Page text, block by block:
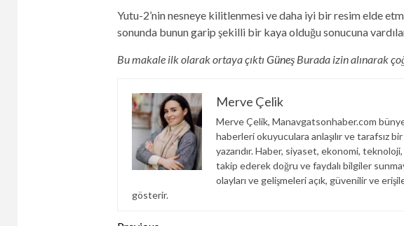
Yutu-2’nin nesneye kilitlenmesi ve daha iyi bir resim elde
sonunda bunun garip şekilli bir kaya olduğu sonucuna
Bu makale ilk olarak ortaya çıktı GüneşBurada izin alınarak
Merve Çelik
Merve Çelik, Manavgatsonhaber.com
haberleri okuyuculara anlaşılır ve tarafsız
yazarıdır. Haber, siyaset, ekonomi,
takip ederek doğru ve faydalı bilgiler
olayları ve gelişmeleri açık, güvenilir ve
gösterir.